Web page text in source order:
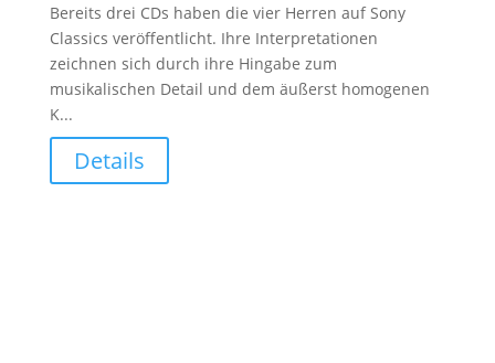
Bereits drei CDs haben die vier Herren auf Sony
Classics veröffentlicht. Ihre Interpretationen
zeichnen sich durch ihre Hingabe zum
musikalischen Detail und dem äußerst homogenen
K...
Details